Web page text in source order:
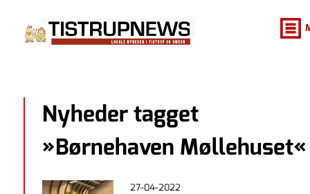
Nyheder tagget
»Børnehaven Møllehuset«
27-04-2022